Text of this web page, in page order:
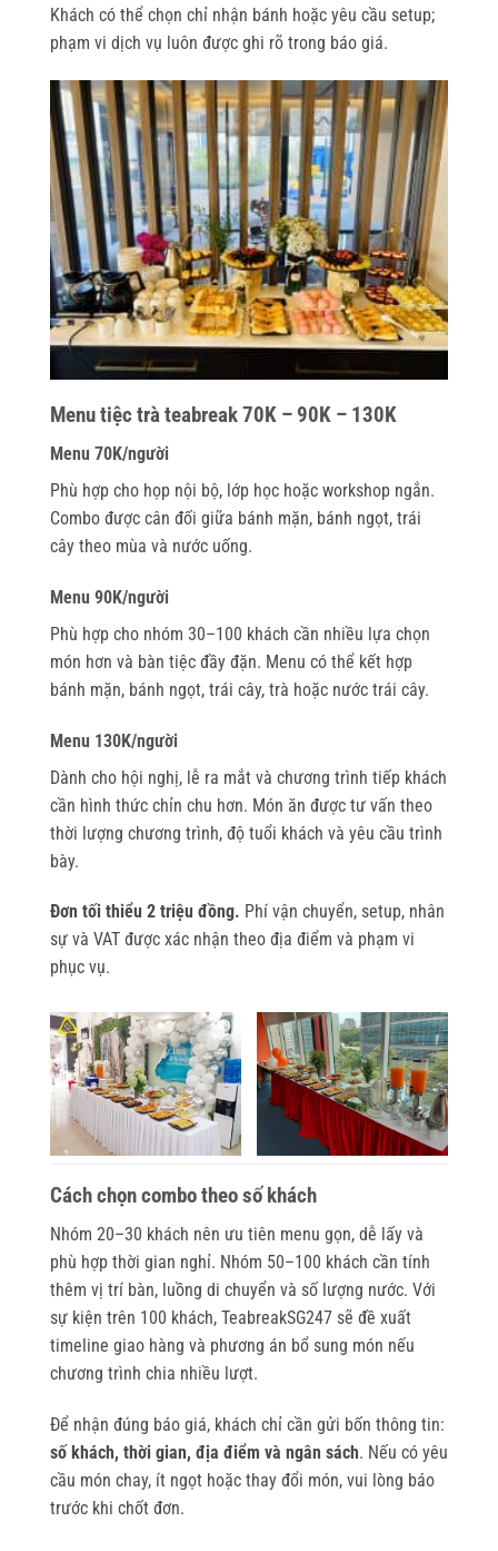
Khách có thể chọn chỉ nhận bánh hoặc yêu cầu setup;
phạm vi dịch vụ luôn được ghi rõ trong báo giá.
Menu tiệc trà teabreak 70K – 90K – 130K
Menu 70K/người
Phù hợp cho họp nội bộ, lớp học hoặc workshop ngắn.
Combo được cân đối giữa bánh mặn, bánh ngọt, trái
cây theo mùa và nước uống.
Menu 90K/người
Phù hợp cho nhóm 30–100 khách cần nhiều lựa chọn
món hơn và bàn tiệc đầy đặn. Menu có thể kết hợp
bánh mặn, bánh ngọt, trái cây, trà hoặc nước trái cây.
Menu 130K/người
Dành cho hội nghị, lễ ra mắt và chương trình tiếp khách
cần hình thức chỉn chu hơn. Món ăn được tư vấn theo
thời lượng chương trình, độ tuổi khách và yêu cầu trình
bày.
Đơn tối thiểu 2 triệu đồng. Phí vận chuyển, setup, nhân
sự và VAT được xác nhận theo địa điểm và phạm vi
phục vụ.
Cách chọn combo theo số khách
Nhóm 20–30 khách nên ưu tiên menu gọn, dễ lấy và
phù hợp thời gian nghỉ. Nhóm 50–100 khách cần tính
thêm vị trí bàn, luồng di chuyển và số lượng nước. Với
sự kiện trên 100 khách, TeabreakSG247 sẽ đề xuất
timeline giao hàng và phương án bổ sung món nếu
chương trình chia nhiều lượt.
Để nhận đúng báo giá, khách chỉ cần gửi bốn thông tin:
số khách, thời gian, địa điểm và ngân sách. Nếu có yêu
cầu món chay, ít ngọt hoặc thay đổi món, vui lòng báo
trước khi chốt đơn.